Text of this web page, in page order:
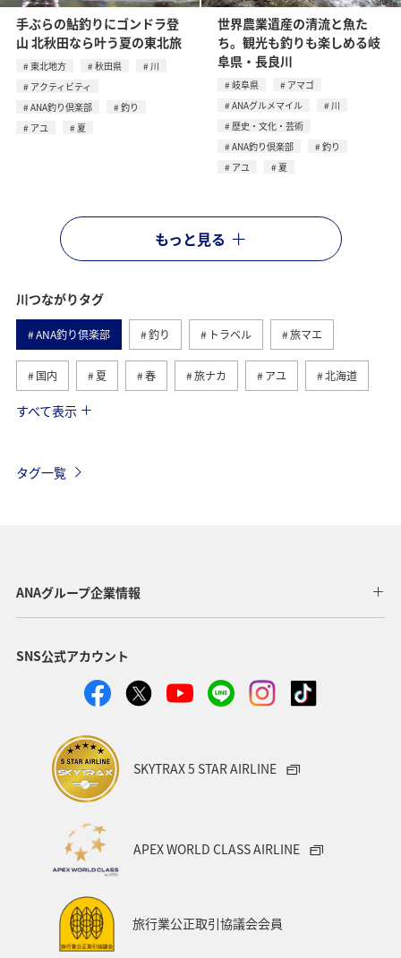
手ぶらの鮎釣りにゴンドラ登
山 北秋田なら叶う夏の東北旅
東北地方 秋田県
川
アクティビティ
ANA釣り倶楽部
釣り
アユ
夏
世界農業遺産の清流と魚た
ち。観光も釣りも楽しめる岐
阜県・長良川
岐阜県
アマゴ
ANAグルメマイル
川
歴史・文化・芸術
ANA釣り倶楽部
釣り
アユ
夏
もっと見る
川つながりタグ
ANA釣り倶楽部 釣り トラベル 旅マエ
国内 夏 春 旅ナカ アユ 北海道
秋 ヤマメ
北陸地方 徳島県 宮崎県 鳥取県
神奈川県 東京都
熊本県 九州地方 大分県
中国地方
ANAグルメマイル
自然・植物
福岡県 福島県
タイ
東海地方
すべて表示
タグ一覧
ANAグループ企業情報
SNS公式アカウント
SKYTRAX 5 STAR AIRLINE
APEX WORLD CLASS AIRLINE
旅行業公正取引協議会会員